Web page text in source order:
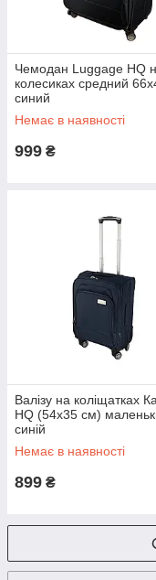
Чемодан Luggage HQ
колесиках средний
синий
Немає в наявності
999 ₴
Валізу на коліщатках
HQ (54х35 см)
синій
Немає в наявності
899 ₴